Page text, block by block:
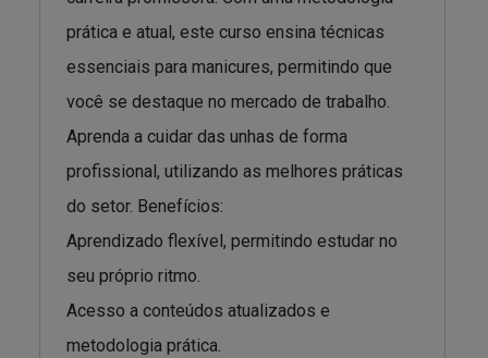
prática e atual, este curso ensina técnicas
essenciais para manicures, permitindo que
você se destaque no mercado de trabalho.
Aprenda a cuidar das unhas de forma
profissional, utilizando as melhores práticas
do setor. Benefícios:
Aprendizado flexível, permitindo estudar no
seu próprio ritmo.
Acesso a conteúdos atualizados e
metodologia prática.